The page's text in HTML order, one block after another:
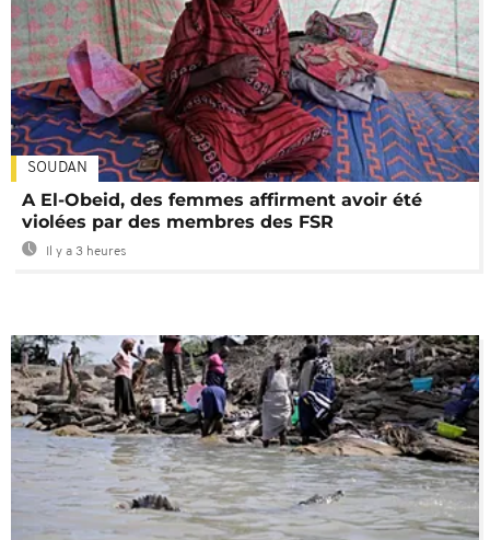
SOUDAN
A El-Obeid, des femmes affirment avoir été
violées par des membres des FSR
Il y a 3 heures